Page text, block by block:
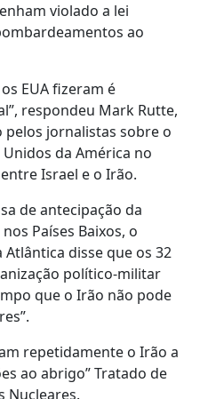
violado a lei
ao
EUA fizeram é
respondeu Mark Rutte,
jornalistas sobre o
da América no
Israel e o Irão.
de antecipação da
Países Baixos, o
disse que os 32
político-militar
que o Irão não pode
repetidamente o Irão a
ao abrigo” Tratado de
Nucleares.